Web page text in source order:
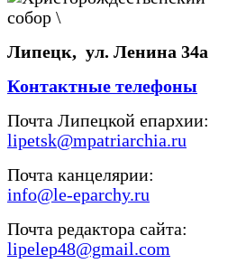
Липецк, ул. Ленина 34а
Контактные телефоны
Почта Липецкой епархии:
lipetsk@mpatriarchia.ru
Почта канцелярии:
info@le-eparchy.ru
Почта редактора сайта:
lipelep48@gmail.com